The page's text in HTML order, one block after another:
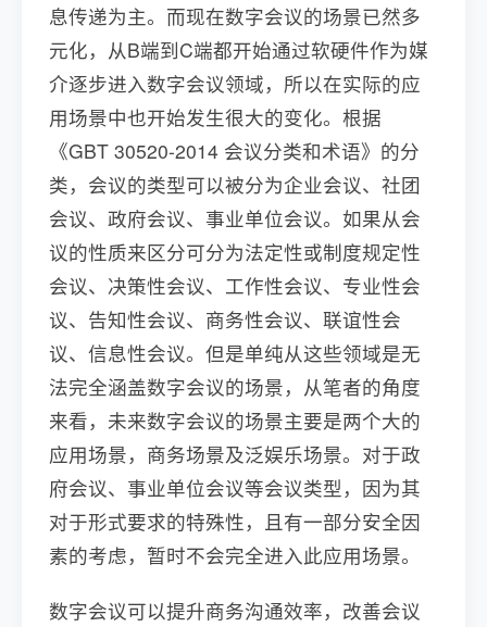
息传递为主。而现在数字会议的场景已然多
元化，从B端到C端都开始通过软硬件作为媒
介逐步进入数字会议领域，所以在实际的应
用场景中也开始发生很大的变化。根据
《GBT 30520-2014 会议分类和术语》的分
类，会议的类型可以被分为企业会议、社团
会议、政府会议、事业单位会议。如果从会
议的性质来区分可分为法定性或制度规定性
会议、决策性会议、工作性会议、专业性会
议、告知性会议、商务性会议、联谊性会
议、信息性会议。但是单纯从这些领域是无
法完全涵盖数字会议的场景，从笔者的角度
来看，未来数字会议的场景主要是两个大的
应用场景，商务场景及泛娱乐场景。对于政
府会议、事业单位会议等会议类型，因为其
对于形式要求的特殊性，且有一部分安全因
素的考虑，暂时不会完全进入此应用场景。
数字会议可以提升商务沟通效率，改善会议